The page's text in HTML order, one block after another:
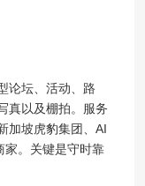
论坛、活动、路
真以及棚拍。服务
加坡虎豹集团、AI
家。关键是守时靠